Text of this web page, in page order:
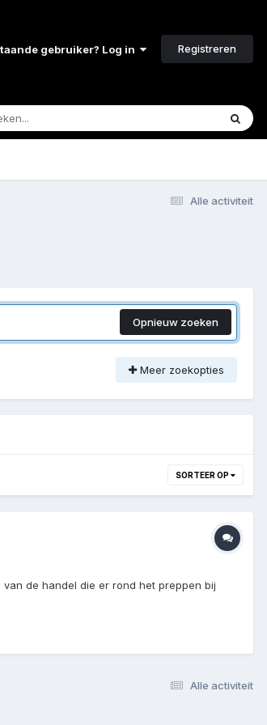
gebruiker? Log in Registreren
Alle activiteit
Opnieuw zoeken
Meer zoekopties
SORTEER OP
de handel die er rond het preppen bij
Alle activiteit